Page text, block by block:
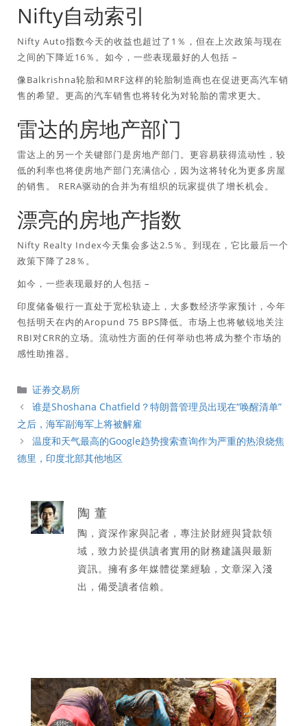
Nifty自动索引
Nifty Auto指数今天的收益也超过了1％，但在上次政策与现在
之间的下降近16％。如今，一些表现最好的人包括 –
像Balkrishna轮胎和MRF这样的轮胎制造商也在促进更高汽车销
售的希望。更高的汽车销售也将转化为对轮胎的需求更大。
雷达的房地产部门
雷达上的另一个关键部门是房地产部门。更容易获得流动性，较
低的利率也将使房地产部门充满信心，因为这将转化为更多房屋
的销售。 RERA驱动的合并为有组织的玩家提供了增长机会。
漂亮的房地产指数
Nifty Realty Index今天集会多达2.5％。到现在，它比最后一个
政策下降了28％。
如今，一些表现最好的人包括 –
印度储备银行一直处于宽松轨迹上，大多数经济学家预计，今年
包括明天在内的Aropund 75 BPS降低。市场上也将敏锐地关注
RBI对CRR的立场。流动性方面的任何举动也将成为整个市场的
感性助推器。
分
類
证券交易所
谁是Shoshana Chatfield？特朗普管理员出现在“唤醒清单”
之后，海军副海军上将被解雇
温度和天气最高的Google趋势搜索查询作为严重的热浪烧焦
德里，印度北部其他地区
陶 董
陶，資深作家與記者，專注於財經與貸款領
域，致力於提供讀者實用的財務建議與最新
資訊。擁有多年媒體從業經驗，文章深入淺
出，備受讀者信賴。